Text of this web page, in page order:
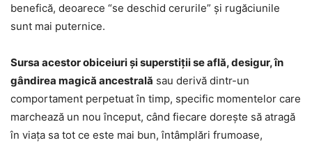
benefică, deoarece “se deschid cerurile” şi rugăciunile
sunt mai puternice.
Sursa acestor obiceiuri şi superstiţii se află, desigur, în
gândirea magică ancestrală sau derivă dintr-un
comportament perpetuat în timp, specific momentelor care
marchează un nou început, când fiecare doreşte să atragă
în viaţa sa tot ce este mai bun, întâmplări frumoase,